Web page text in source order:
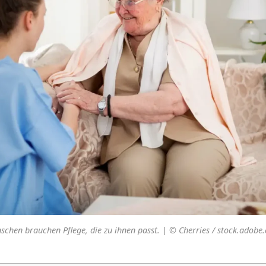
brauchen Pflege, die zu ihnen passt. | © Cherries /